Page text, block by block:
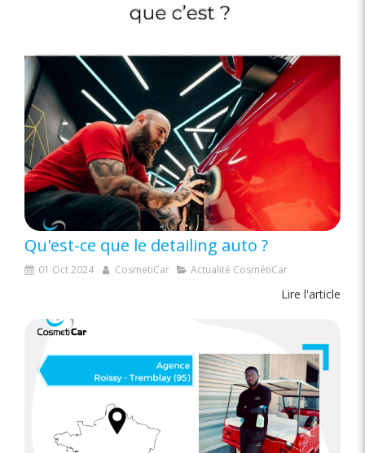
Qu'est-ce que le detailing auto ?
01 Oct 2024 CosmetiCar Actualité CosmétiCar
Lire l'article